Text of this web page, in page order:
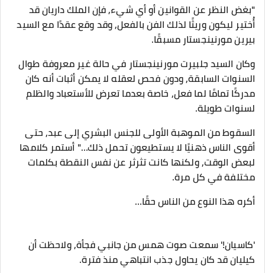
"بغض النظر عن القوانين أو أي شيء, فإن الملك داريان قد
أُختير ليكون وريثًا لذلك الفن بالفعل, وقد وقع عقدًا مع السيد
بيرين مورنينجستار مسبقًا.
وكان السيد جلبيرت مورنينجستار في حالة غير معروفة طوال
السنوات السابقة, ودون فحص لعقله لا يمكن أثبات أنه كان
مدركًا تمامًا لما فعل, خاصة بعدما تعرض للأستعباد والظلم
لسنوات طويلة.
السقوط من الموهبة الأولى للجنس البشري إلى عبد, حتى
أقوى الناس ذهنيًا لا يستطيعون تحمل ذلك…" أستمر كلامها
لبعض الوقت, ولكنها كانت تثرثر عن نفس النقطة بكلمات
مختلفة في كل مرة.
أكره هذا النوع من الناس حقًا…
'كاسيان!' سمعت صوت همس من جانبي فجأة, ولاحظت أن
كيليان قد كان يحاول جذب انتباهي منذ فترة.